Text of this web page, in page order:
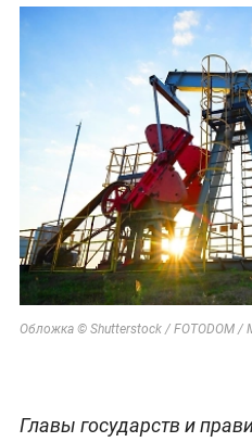
Обложка © Shutterstock / FOTODOM /
Главы государств и